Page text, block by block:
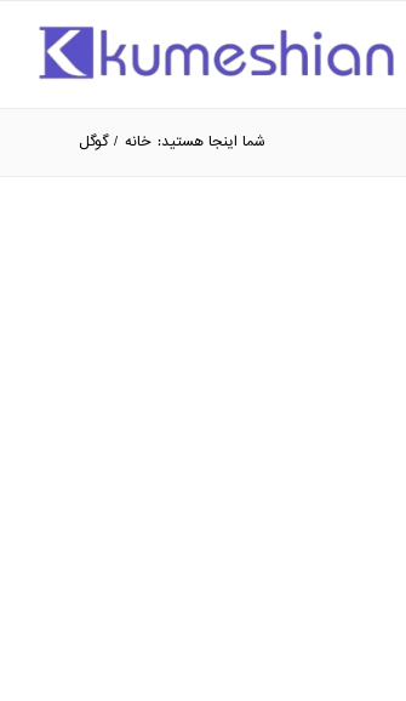
شما اینجا هستید: خانه / گوگل